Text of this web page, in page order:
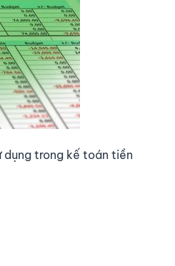
dụng trong kế toán tiền